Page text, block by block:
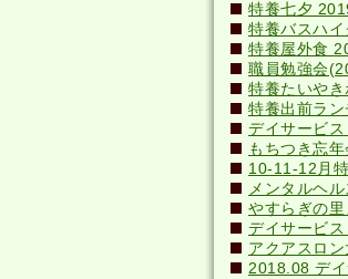
特養七夕
特養バスハ
特養屋外食
職員勉強会
特養たいや
特養出前ラ
デイサービ
もちつき忘
10-11-12月
メンタルヘ
やすらぎの
デイサービ
アクアスロ
2018.08 デ